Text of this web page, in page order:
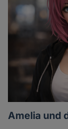
Amelia und